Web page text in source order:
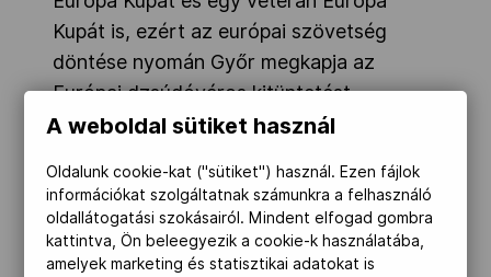
Kupát is, ezért az európai szövetség
döntése nyomán Győr megkapja az
Európai dzsúdóváros kitüntetést.
Érdekességként, van, aki nemzetközi
viadalon küzdött már a győri tatamin,
ilyen például Feczkó Csanád (a
nyitóképen), aki a 2017-es Európai Ifjúsági
Olimpiai Fesztiválon aranyérmes lett.
A weboldal sütiket használ
Oldalunk cookie-kat ("sütiket") használ. Ezen fájlok
információkat szolgáltatnak számunkra a felhasználó
oldallátogatási szokásairól. Mindent elfogad gombra
kattintva, Ön beleegyezik a cookie-k használatába,
amelyek marketing és statisztikai adatokat is